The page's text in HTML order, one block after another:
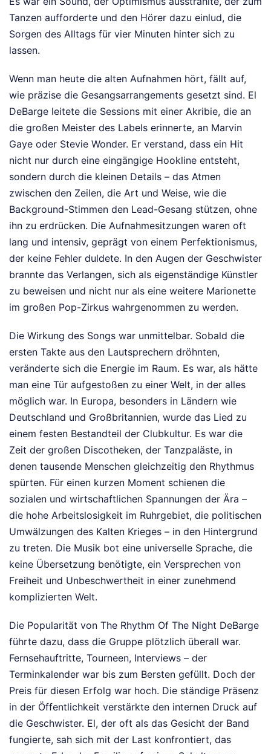
Tanzen aufforderte und den Hörer dazu einlud, die
Sorgen des Alltags für vier Minuten hinter sich zu
lassen.
Wenn man heute die alten Aufnahmen hört, fällt auf,
wie präzise die Gesangsarrangements gesetzt sind. El
DeBarge leitete die Sessions mit einer Akribie, die an
die großen Meister des Labels erinnerte, an Marvin
Gaye oder Stevie Wonder. Er verstand, dass ein Hit
nicht nur durch eine eingängige Hookline entsteht,
sondern durch die kleinen Details – das Atmen
zwischen den Zeilen, die Art und Weise, wie die
Background-Stimmen den Lead-Gesang stützen, ohne
ihn zu erdrücken. Die Aufnahmesitzungen waren oft
lang und intensiv, geprägt von einem Perfektionismus,
der keine Fehler duldete. In den Augen der Geschwister
brannte das Verlangen, sich als eigenständige Künstler
zu beweisen und nicht nur als eine weitere Marionette
im großen Pop-Zirkus wahrgenommen zu werden.
Die Wirkung des Songs war unmittelbar. Sobald die
ersten Takte aus den Lautsprechern dröhnten,
veränderte sich die Energie im Raum. Es war, als hätte
man eine Tür aufgestoßen zu einer Welt, in der alles
möglich war. In Europa, besonders in Ländern wie
Deutschland und Großbritannien, wurde das Lied zu
einem festen Bestandteil der Clubkultur. Es war die
Zeit der großen Discotheken, der Tanzpaläste, in
denen tausende Menschen gleichzeitig den Rhythmus
spürten. Für einen kurzen Moment schienen die
sozialen und wirtschaftlichen Spannungen der Ära –
die hohe Arbeitslosigkeit im Ruhrgebiet, die politischen
Umwälzungen des Kalten Krieges – in den Hintergrund
zu treten. Die Musik bot eine universelle Sprache, die
keine Übersetzung benötigte, ein Versprechen von
Freiheit und Unbeschwertheit in einer zunehmend
komplizierten Welt.
Die Popularität von The Rhythm Of The Night DeBarge
führte dazu, dass die Gruppe plötzlich überall war.
Fernsehauftritte, Tourneen, Interviews – der
Terminkalender war bis zum Bersten gefüllt. Doch der
Preis für diesen Erfolg war hoch. Die ständige Präsenz
in der Öffentlichkeit verstärkte den internen Druck auf
die Geschwister. El, der oft als das Gesicht der Band
fungierte, sah sich mit der Last konfrontiert, das